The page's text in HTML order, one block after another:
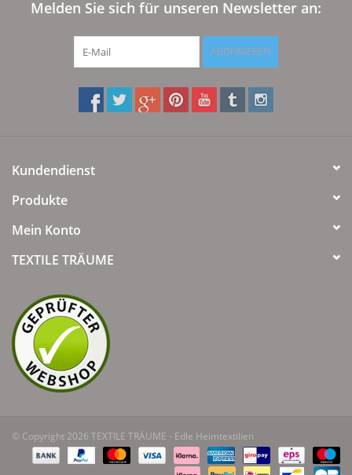
Melden Sie sich für unseren Newsletter an:
ABONNIEREN
Kundendienst
Produkte
Mein Konto
TEXTILE TRÄUME
© Copyright 2026 TEXTILE TRÄUME - Edle Heimtextilien